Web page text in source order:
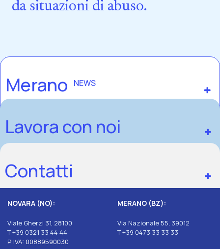
da situazioni di abuso.
NEWS
Merano
Lavora con noi
Contatti
NOVARA (NO):
Viale Gherzi 31, 28100
T +39 0321 33 44 44
P. IVA: 00889590030
MERANO (BZ):
Via Nazionale 55, 39012
T +39 0473 33 33 33